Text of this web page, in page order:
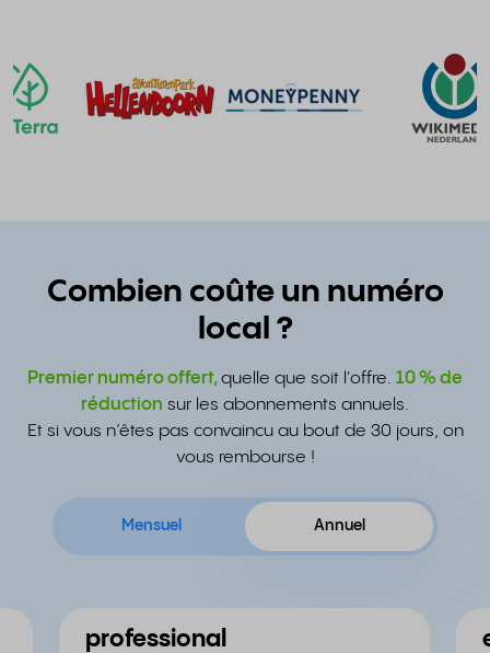
Combien coûte un numéro
local ?
Premier numéro offert,quelle que soit l'offre. 10 % de
réduction sur les abonnements annuels.
Et si vous n’êtes pas convaincu au bout de 30 jours, on
vous rembourse !
Mensuel Annuel
professional